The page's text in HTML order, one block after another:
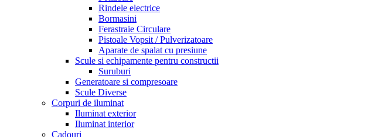
Rindele electrice
Bormasini
Ferastraie Circulare
Pistoale Vopsit / Pulverizatoare
Aparate de spalat cu presiune
Scule si echipamente pentru constructii
Suruburi
Generatoare si compresoare
Scule Diverse
Corpuri de iluminat
Iluminat exterior
Iluminat interior
Cadouri